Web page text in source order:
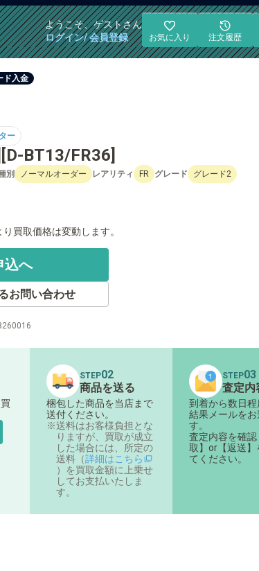
ようこそ、ゲストさん
ログイン/ 会員登録
お気に入り 注文履歴
ド入金
ー
BT13/FR36]
別 ノーマルオーダー レアリティ FR グレード グレード2
買取価格は変動します。
込へ
お問い合わせ
STEP02
商品を送る
梱包した商品を当店まで
送付ください。
送料はお客様負担とな
りますが、買取が成立
した場合には、所定の
送料（詳細はこちら
）を買取金額に上乗せ
してお支払いたしま
す。
STEP03
査定内
到着から数日程
結果メールをお
す。
査定内容を確認
取】or【返送】
てください。